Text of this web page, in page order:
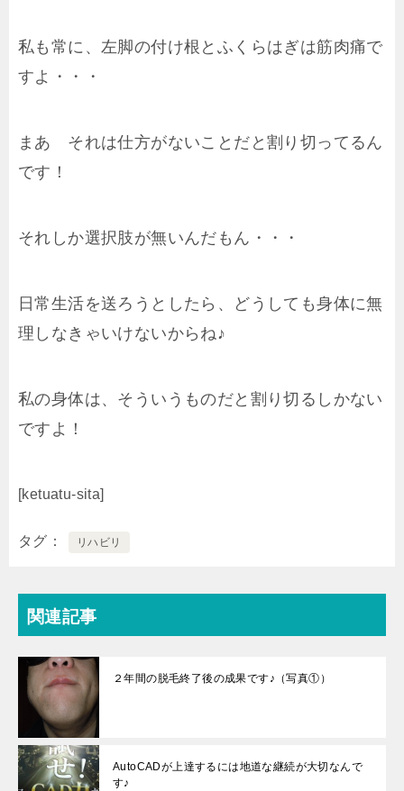
私も常に、左脚の付け根とふくらはぎは筋肉痛で
すよ・・・
まあ それは仕方がないことだと割り切ってるん
です！
それしか選択肢が無いんだもん・・・
日常生活を送ろうとしたら、どうしても身体に無
理しなきゃいけないからね♪
私の身体は、そういうものだと割り切るしかない
ですよ！
[ketuatu-sita]
タグ リハビリ
関連記事
２年間の脱毛終了後の成果です♪（写真①）
AutoCADが上達するには地道な継続が大切なんで
す♪